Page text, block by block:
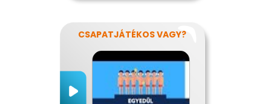
CSAPATJÁTÉKOS VAGY?